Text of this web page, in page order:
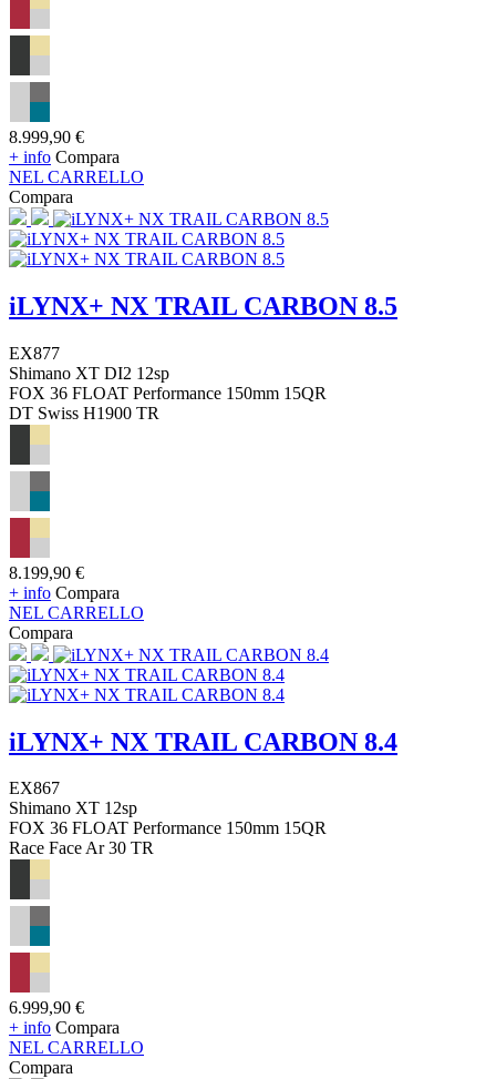
8.999,90 €
+ info Compara
NEL CARRELLO
Compara
iLYNX+ NX TRAIL CARBON 8.5
EX877
Shimano XT DI2 12sp
FOX 36 FLOAT Performance 150mm 15QR
DT Swiss H1900 TR
8.199,90 €
+ info Compara
NEL CARRELLO
Compara
iLYNX+ NX TRAIL CARBON 8.4
EX867
Shimano XT 12sp
FOX 36 FLOAT Performance 150mm 15QR
Race Face Ar 30 TR
6.999,90 €
+ info Compara
NEL CARRELLO
Compara